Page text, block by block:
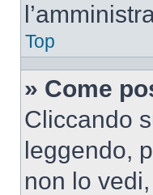
Top
» Come
Cliccando
leggendo,
non lo